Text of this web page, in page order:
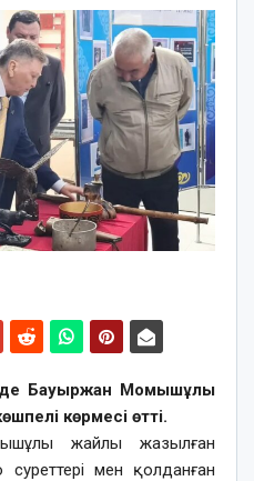
Бауыржан Момышұлы
көрмесі өтті.
жайлы жазылған
мен қолданған